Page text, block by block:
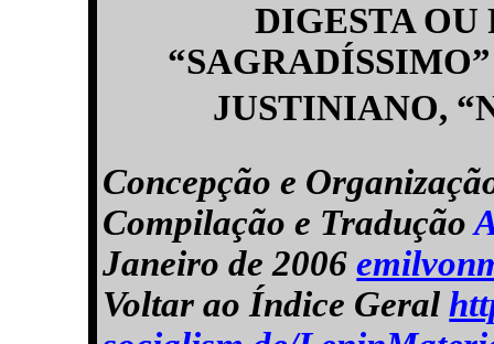
DIGESTA OU
JUSTINIANO,
Concepção e
Compilação e Tradução
Janeiro de 2006
Voltar ao Índice Geral